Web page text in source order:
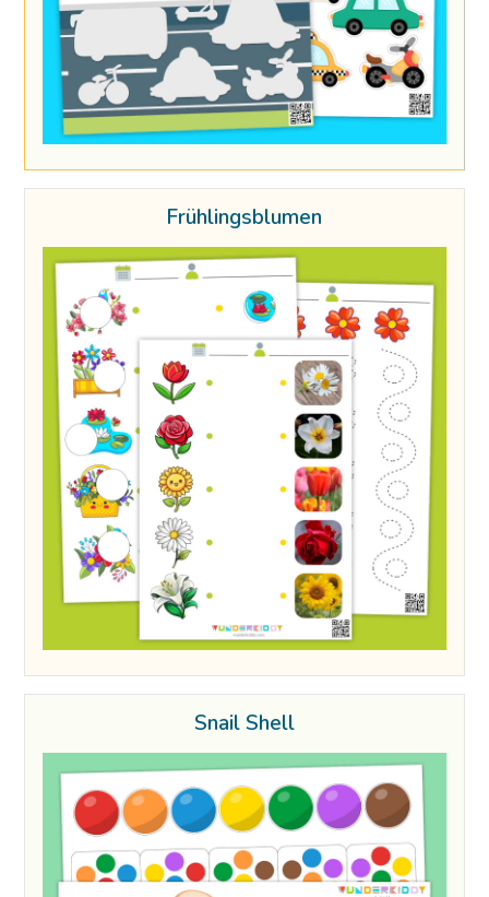
Frühlingsblumen
Snail Shell